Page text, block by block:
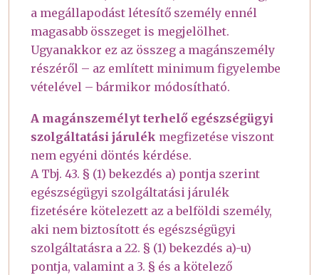
a megállapodást létesítő személy ennél
magasabb összeget is megjelölhet.
Ugyanakkor ez az összeg a magánszemély
részéről – az említett minimum figyelembe
vételével – bármikor módosítható.
A magánszemélyt terhelő egészségügyi
szolgáltatási járulék megfizetése viszont
nem egyéni döntés kérdése.
A Tbj. 43. § (1) bekezdés a) pontja szerint
egészségügyi szolgáltatási járulék
fizetésére kötelezett az a belföldi személy,
aki nem biztosított és egészségügyi
szolgáltatásra a 22. § (1) bekezdés a)-u)
pontja, valamint a 3. § és a kötelező